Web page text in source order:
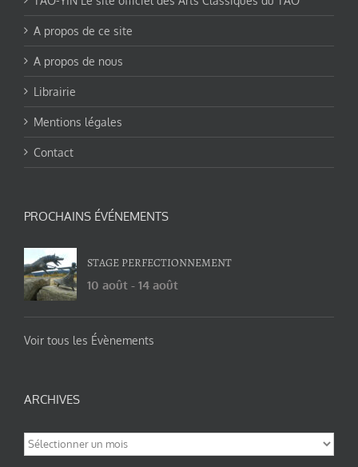
A propos de ce site
A propos de nous
Librairie
Mentions légales
Contact
PROCHAINS ÉVÉNEMENTS
STAGE PERFECTIONNEMENT
10 août - 14 août
Voir tous les Évènements
ARCHIVES
Archives